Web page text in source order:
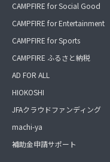
CAMPFIRE for Social Good
CAMPFIRE for Entertainment
CAMPFIRE for Sports
CAMPFIRE ふるさと納税
AD FOR ALL
HIOKOSHI
JFAクラウドファンディング
machi-ya
補助金申請サポート